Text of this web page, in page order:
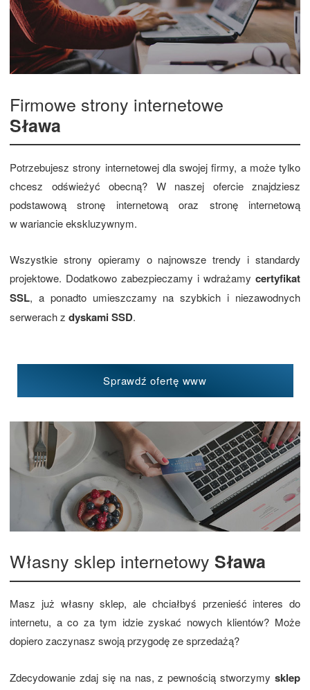
Firmowe strony internetowe
Sława
Potrzebujesz strony internetowej dla swojej firmy, a może tylko
chcesz odświeżyć obecną? W naszej ofercie znajdziesz
podstawową stronę internetową oraz stronę internetową
w wariancie ekskluzywnym.
Wszystkie strony opieramy o najnowsze trendy i standardy
projektowe. Dodatkowo zabezpieczamy i wdrażamy certyfikat
SSL, a ponadto umieszczamy na szybkich i niezawodnych
serwerach z dyskami SSD.
Sprawdź ofertę www
Własny sklep internetowy Sława
Masz już własny sklep, ale chciałbyś przenieść interes do
internetu, a co za tym idzie zyskać nowych klientów? Może
dopiero zaczynasz swoją przygodę ze sprzedażą?
Zdecydowanie zdaj się na nas, z pewnością stworzymy sklep